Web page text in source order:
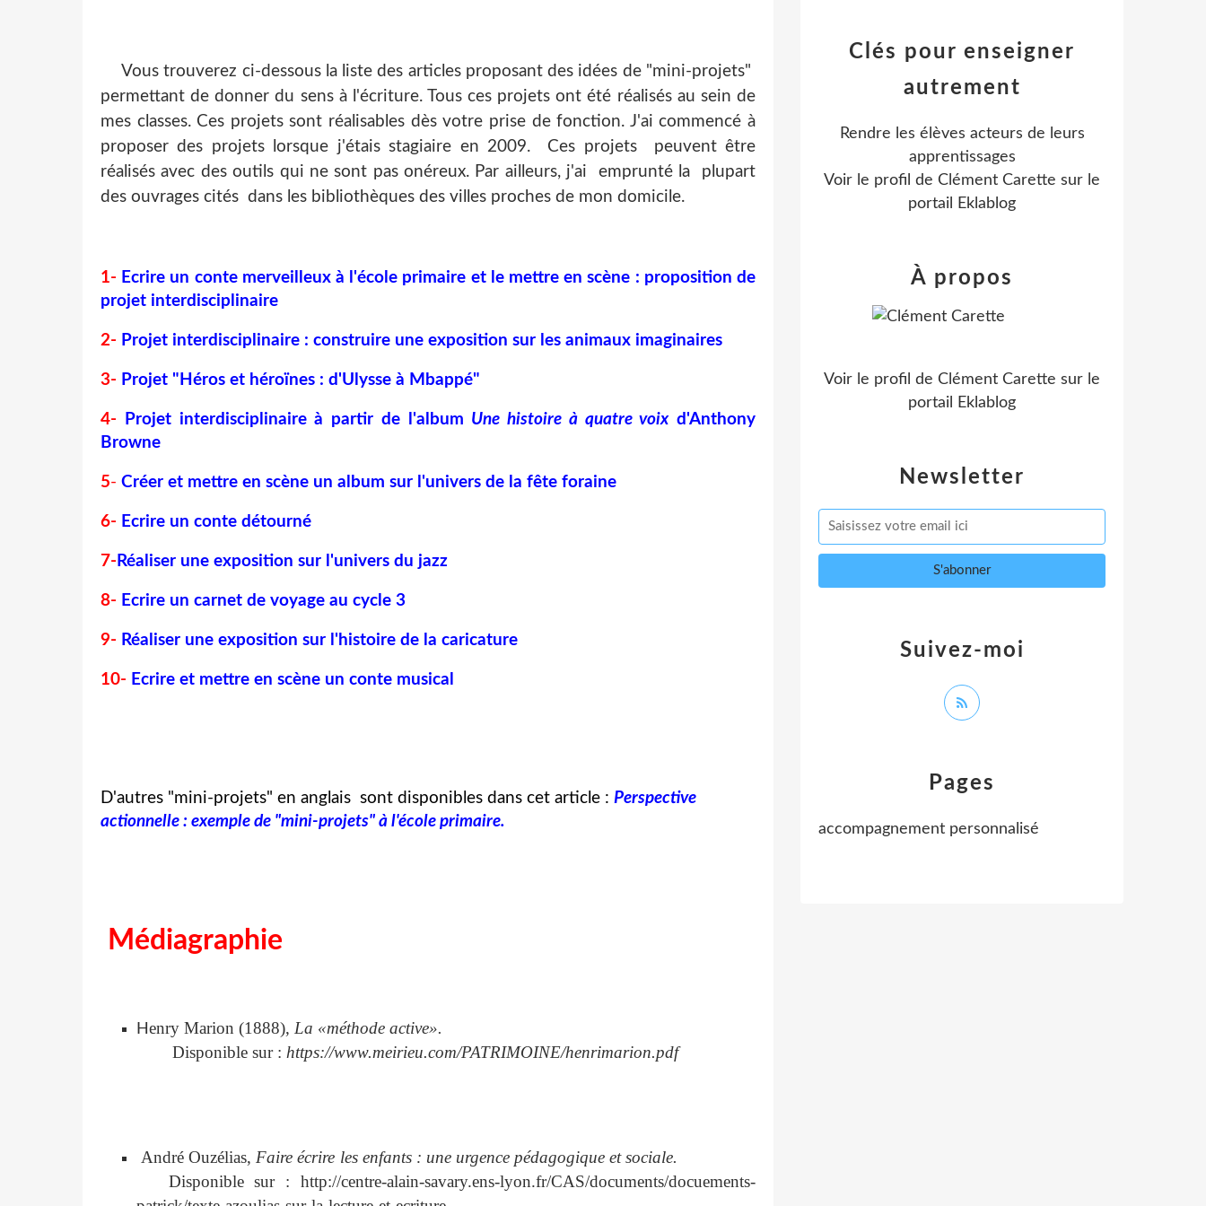
Vous trouverez ci-dessous la liste des articles proposant des idées de "mini-projets"
permettant de donner du sens à l'écriture. Tous ces projets ont été réalisés au sein de
mes classes. Ces projets sont réalisables dès votre prise de fonction. J'ai commencé à
proposer des projets lorsque j'étais stagiaire en 2009. Ces projets peuvent être
réalisés avec des outils qui ne sont pas onéreux. Par ailleurs, j'ai emprunté la plupart
des ouvrages cités dans les bibliothèques des villes proches de mon domicile.
1- Ecrire un conte merveilleux à l'école primaire et le mettre en scène : proposition de
projet interdisciplinaire
2- Projet interdisciplinaire : construire une exposition sur les animaux imaginaires
3- Projet "Héros et héroïnes : d'Ulysse à Mbappé"
4- Projet interdisciplinaire à partir de l'album Une histoire à quatre voixd'Anthony
Browne
5- Créer et mettre en scène un album sur l'univers de la fête foraine
6- Ecrire un conte détourné
7- Réaliser une exposition sur l'univers du jazz
8- Ecrire un carnet de voyage au cycle 3
9- Réaliser une exposition sur l'histoire de la caricature
10- Ecrire et mettre en scène un conte musical
D'autres "mini-projets" en anglais sont disponibles dans cet article : Perspective
actionnelle : exemple de "mini-projets" à l'école primaire.
Médiagraphie
Henry Marion (1888), La «méthode active».
Disponible sur : https://www.meirieu.com/PATRIMOINE/henrimarion.pdf
André Ouzélias, Faire écrire les enfants : une urgence pédagogique et sociale.
Disponible sur : http://centre-alain-savary.ens-lyon.fr/CAS/documents/docuements-
Newsletter
Pages
accompagnement personnalisé
Clés pour enseigner
autrement
Rendre les élèves acteurs de leurs
apprentissages
Voir le profil de Clément Carette sur le
portail Eklablog
Suivez-moi
À propos
Voir le profil de Clément Carette sur le
portail Eklablog